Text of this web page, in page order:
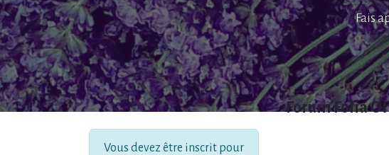
Fais
Vous devez être inscrit pour
Forum Folia